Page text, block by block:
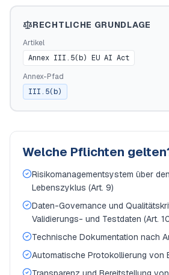
RECHTLICHE GRUNDLAGE
Artikel
Annex III.5(b) EU AI Act
Annex-Pfad
III.5(b)
Welche Pflichten
Risikomanagementsystem über
Lebenszyklus (Art. 9)
Daten-Governance und
Validierungs- und Testdaten (Art.
Technische Dokumentation nach
Automatische Protokollierung von